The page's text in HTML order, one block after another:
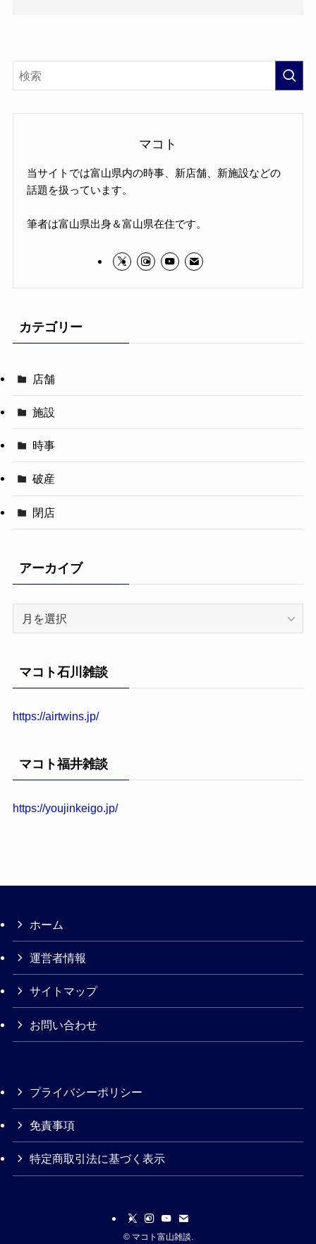
マコト
当サイトでは富山県内の時事、新店舗、新施設などの
話題を扱っています。
筆者は富山県出身＆富山県在住です。
カテゴリー
店舗
施設
時事
破産
閉店
アーカイブ
マコト石川雑談
https://airtwins.jp/
マコト福井雑談
https://youjinkeigo.jp/
ホーム
運営者情報
サイトマップ
お問い合わせ
プライバシーポリシー
免責事項
特定商取引法に基づく表示
©マコト富山雑談.